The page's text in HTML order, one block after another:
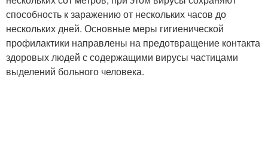
способность к заражению от нескольких часов до
нескольких дней. Основные меры гигиенической
профилактики направлены на предотвращение контакта
здоровых людей с содержащими вирусы частицами
выделений больного человека.